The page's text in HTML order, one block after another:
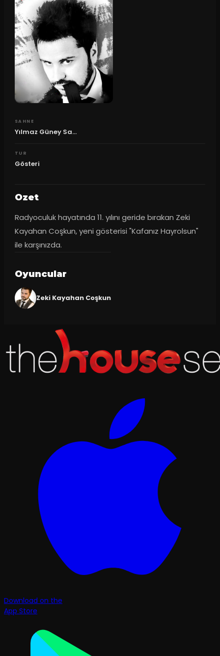
SAHNE
Yılmaz Güney Sa...
TUR
Gösteri
Ozet
Radyoculuk hayatında 11. yılını geride bırakan Zeki
Kayahan Coşkun, yeni gösterisi "Kafanız Hayrolsun"
ile karşınızda.
Oyuncular
Zeki Kayahan Coşkun
Download on the
App Store